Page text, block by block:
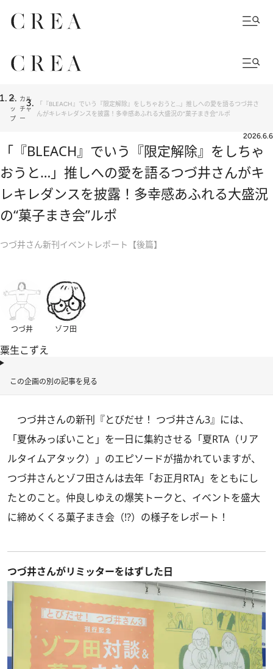
ト
ッ
プ
カル
チャ
ー
「『BLEACH』でいう『限定解除』をしちゃおうと…」推しへの愛を語るつづ井さ
んがキレキレダンスを披露！多幸感あふれる大盛況の“菓子まき会”ルポ
2026.6.6
「『BLEACH』でいう『限定解除』をしちゃ
おうと…」推しへの愛を語るつづ井さんがキ
レキレダンスを披露！多幸感あふれる大盛況
の“菓子まき会”ルポ
つづ井さん新刊イベントレポート【後篇】
つづ井 ゾフ田
粟生こずえ
この企画の別の記事を見る
つづ井さんの新刊 『とびだせ！ つづ井さん3』 には、
「夏休みっぽいこと」を一日に集約させる「夏RTA（リア
ルタイムアタック）」のエピソードが描かれていますが、
つづ井さんとゾフ田さんは去年「お正月RTA」をともにし
たとのこと。仲良しゆえの爆笑トークと、イベントを盛大
に締めくくる菓子まき会（!?）の様子をレポート！
つづ井さんがリミッターをはずした日